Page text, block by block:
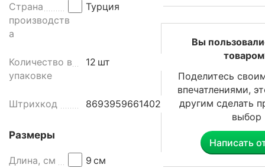
е
л
ь
о
з
у
а
н
Страна
производств
а
Турция
Количество в
упаковке
12 шт
Штрихкод 8693959661402
Размеры
Длина, см 9 см
Вы
Поделитесь
впечатлениями,
другим сделать
выбор
Написать